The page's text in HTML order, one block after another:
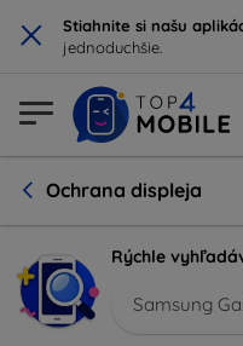
× Stiahnite si našu
jednoduchšie.
Ochrana displeja
Rýchle
Samsung